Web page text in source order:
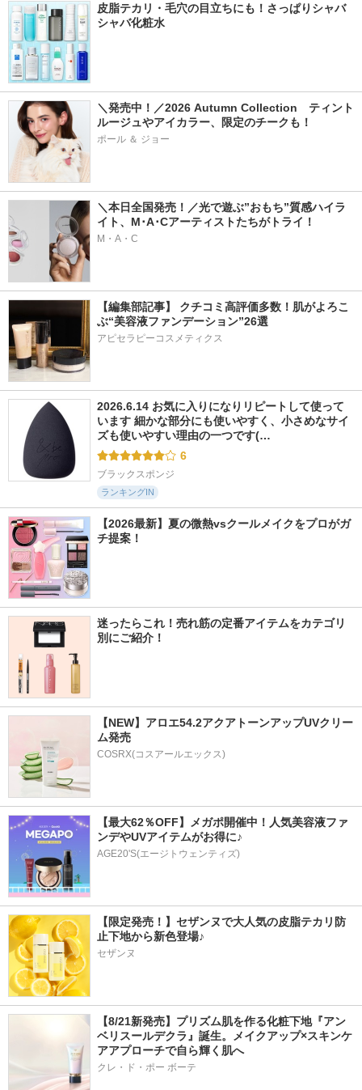
皮脂テカリ・毛穴の目立ちにも！さっぱりシャバ
シャバ化粧水
＼発売中！／2026 Autumn Collection　ティント
ルージュやアイカラー、限定のチークも！
ポール ＆ ジョー
＼本日全国発売！／光で遊ぶ”おもち”質感ハイラ
イト、M･A･Cアーティストたちがトライ！
M・A・C
【編集部記事】 クチコミ高評価多数！肌がよろこ
ぶ“美容液ファンデーション”26選
アピセラピーコスメティクス
2026.6.14 お気に入りになりリピートして使って
います 細かな部分にも使いやすく、小さめなサイ
ズも使いやすい理由の一つです(…
6
ブラックスポンジ
ランキングIN
【2026最新】夏の微熱vsクールメイクをプロがガ
チ提案！
迷ったらこれ！売れ筋の定番アイテムをカテゴリ
別にご紹介！
【NEW】アロエ54.2アクアトーンアップUVクリー
ム発売
COSRX(コスアールエックス)
【最大62％OFF】メガポ開催中！人気美容液ファ
ンデやUVアイテムがお得に♪
AGE20'S(エージトウェンティズ)
【限定発売！】セザンヌで大人気の皮脂テカリ防
止下地から新色登場♪
セザンヌ
【8/21新発売】プリズム肌を作る化粧下地『アン
ベリスールデクラ』誕生。メイクアップ×スキンケ
アアプローチで自ら輝く肌へ
クレ・ド・ポー ボーテ